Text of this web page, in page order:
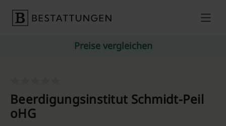
Preise vergleichen
Beerdigungsinstitut Schmidt-Peil
oHG